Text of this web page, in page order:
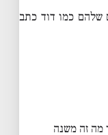
שלהם כמו דוד כתב
מה זה משנה